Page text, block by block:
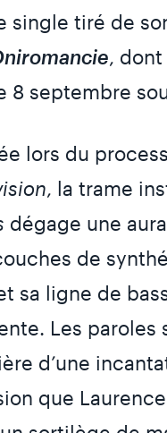
single tiré de
,
8 septembre
lors du
, la trame
dégage une
de
sa ligne de
Les paroles
d’une
que